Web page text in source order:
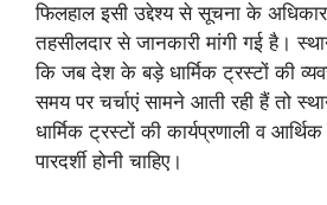
फिलहाल इसी उद्देश्य से सूचना के
तहसीलदार से जानकारी मांगी गई है।
कि जब देश के बड़े धार्मिक ट्रस्टों की
समय पर चर्चाएं सामने आती रही हैं तो
धार्मिक ट्रस्टों की कार्यप्रणाली व
पारदर्शी होनी चाहिए।